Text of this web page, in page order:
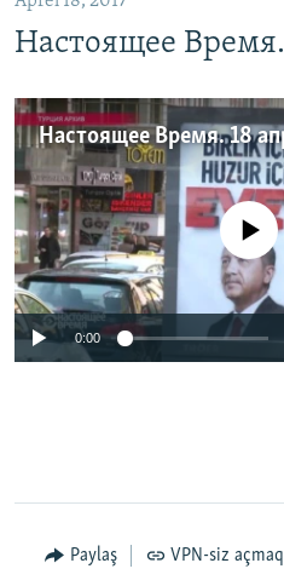
Настоящее
Настоящее Время. 18
No media source
0:00
Paylaş VPN-siz açmaq